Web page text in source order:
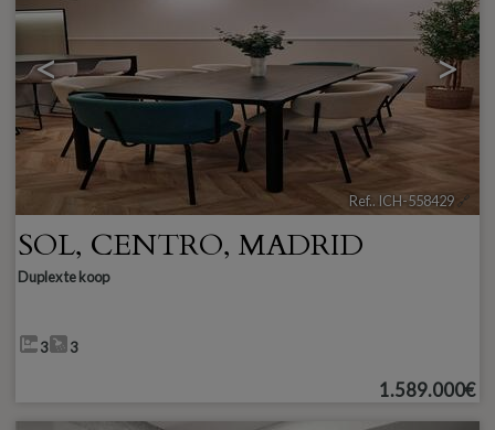
< >
Ref.. ICH-558429🔗
SOL, CENTRO, MADRID
Duplex te koop
3 3
1.589.000€